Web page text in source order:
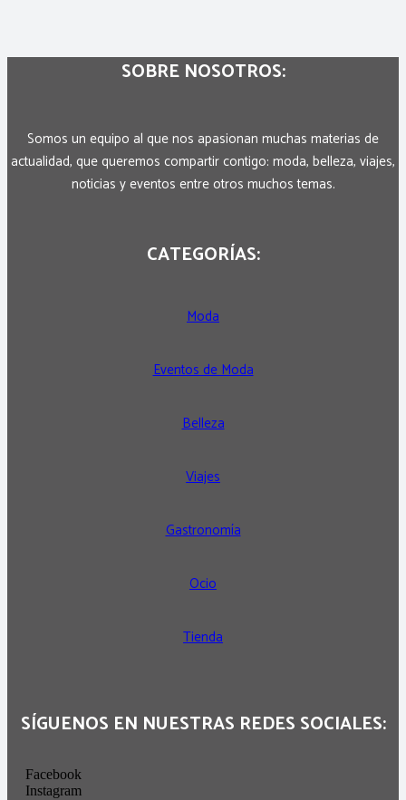
SOBRE NOSOTROS:
Somos un equipo al que nos apasionan muchas materias de
actualidad, que queremos compartir contigo: moda, belleza, viajes,
noticias y eventos entre otros muchos temas.
CATEGORÍAS:
Moda
Eventos de Moda
Belleza
Viajes
Gastronomía
Ocio
Tienda
SÍGUENOS EN NUESTRAS REDES SOCIALES:
Facebook
Instagram